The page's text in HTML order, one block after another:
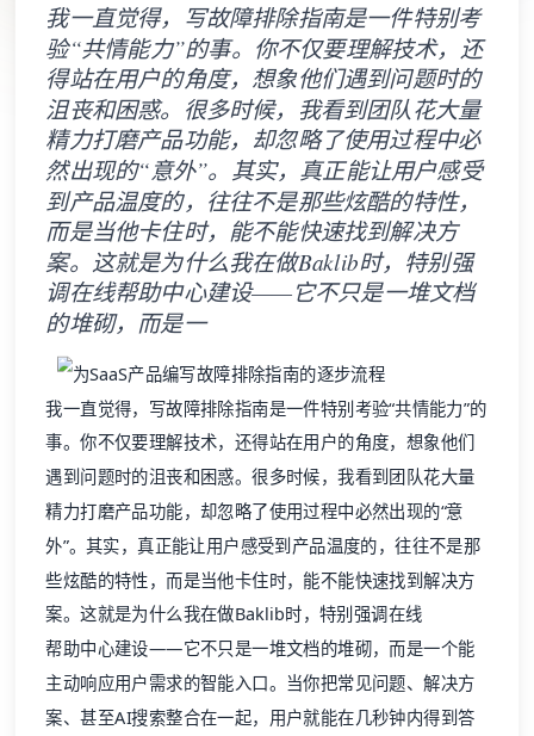
我一直觉得，写故障排除指南是一件特别考
验“共情能力”的事。你不仅要理解技术，还
得站在用户的角度，想象他们遇到问题时的
沮丧和困惑。很多时候，我看到团队花大量
精力打磨产品功能，却忽略了使用过程中必
然出现的“意外”。其实，真正能让用户感受
到产品温度的，往往不是那些炫酷的特性，
而是当他卡住时，能不能快速找到解决方
案。这就是为什么我在做Baklib时，特别强
调在线帮助中心建设——它不只是一堆文档
的堆砌，而是一
我一直觉得，写故障排除指南是一件特别考验“共情能力”的
事。你不仅要理解技术，还得站在用户的角度，想象他们
遇到问题时的沮丧和困惑。很多时候，我看到团队花大量
精力打磨产品功能，却忽略了使用过程中必然出现的“意
外”。其实，真正能让用户感受到产品温度的，往往不是那
些炫酷的特性，而是当他卡住时，能不能快速找到解决方
案。这就是为什么我在做Baklib时，特别强调在线
帮助中心建设——它不只是一堆文档的堆砌，而是一个能
主动响应用户需求的智能入口。当你把常见问题、解决方
案、甚至AI搜索整合在一起，用户就能在几秒钟内得到答